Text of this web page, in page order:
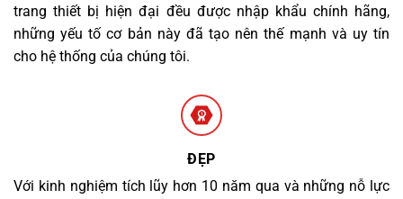
trang thiết bị hiện đại đều được nhập khẩu chính hãng,
những yếu tố cơ bản này đã tạo nên thế mạnh và uy tín
cho hệ thống của chúng tôi.
ĐẸP
Với kinh nghiệm tích lũy hơn 10 năm qua và những nỗ lực